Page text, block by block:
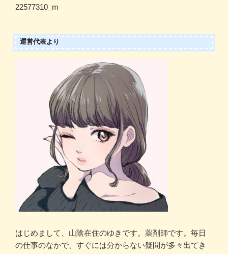
22577310_m
運営代表より
はじめまして、山陰在住のゆきです。薬剤師です。毎日
の仕事のなかで、すぐには分からない疑問が多々出てき